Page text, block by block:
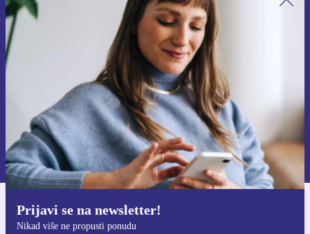
Prijavi se na newsletter!
Nikad više ne propusti ponudu
Prijavi se na newsletter!
Nikad više ne propusti ponudu.
Zatraži kupon
Informacije o korištenju osobnih podataka možeš pronaći u našim
Pravilima privatnosti.
Preuzmi refurbed aplikaciju
Za iOS i Android